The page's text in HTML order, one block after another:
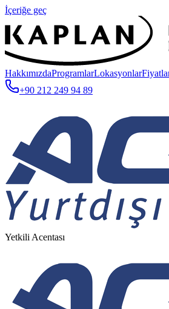
İçeriğe geç
HakkımızdaProgramlarLokasyonlar
+90 212 249 94 89
Yetkili Acentası